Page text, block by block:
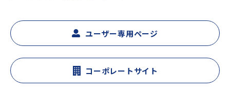
ユーザー専用ページ
コーポレートサイト